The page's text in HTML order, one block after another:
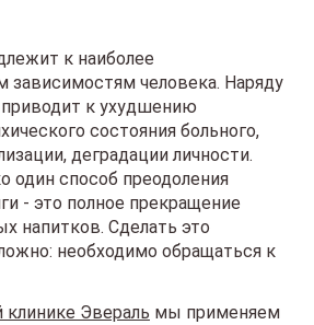
к наиболее
зависимостям человека. Наряду
к ухудшению
состояния больного,
деградации личности.
один способ преодоления
- это полное прекращение
напитков. Сделать это
необходимо обращаться к
клинике Эвераль мы применяем